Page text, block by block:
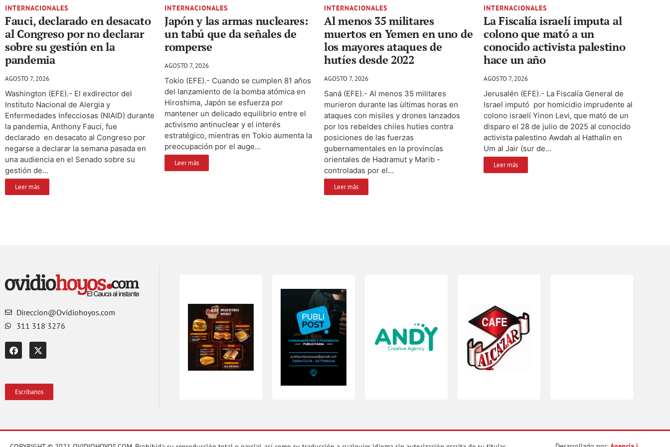
INTERNACIONALES
Fauci, declarado en desacato
al Congreso por no declarar
sobre su gestión en la
pandemia
AGOSTO 7, 2026
Washington (EFE).- El exdirector del
Instituto Nacional de Alergia y
Enfermedades Infecciosas (NIAID) durante
la pandemia, Anthony Fauci, fue
declarado en desacato al Congreso por
negarse a declarar la semana pasada en
una audiencia en el Senado sobre su
gestión de...
Leer más
INTERNACIONALES
Japón y las armas nucleares:
un tabú que da señales de
romperse
AGOSTO 7, 2026
Tokio (EFE).- Cuando se cumplen 81 años
del lanzamiento de la bomba atómica en
Hiroshima, Japón se esfuerza por
mantener un delicado equilibrio entre el
activismo antinuclear y el interés
estratégico, mientras en Tokio aumenta la
preocupación por el auge...
Leer más
INTERNACIONALES
Al menos 35 militares
muertos en Yemen en uno de
los mayores ataques de
hutíes desde 2022
AGOSTO 7, 2026
Saná (EFE).- Al menos 35 militares
murieron durante las ùltimas horas en
ataques con misiles y drones lanzados
por los rebeldes chiíes huties contra
posiciones de las fuerzas
gubernamentales en la provincias
orientales de Hadramut y Marib -
controladas por el...
Leer más
INTERNACIONALES
La Fiscalía israelí imputa al
colono que mató a un
conocido activista palestino
hace un año
AGOSTO 7, 2026
Jerusalén (EFE).- La Fiscalía General de
Israel imputó por homicidio imprudente al
colono israelí Yinon Levi, que mató de un
disparo el 28 de julio de 2025 al conocido
activista palestino Awdah al Hathalin en
Um al Jair (sur de...
Leer más
Direccion@Ovidiohoyos.com
311 318 3276
Escríbanos